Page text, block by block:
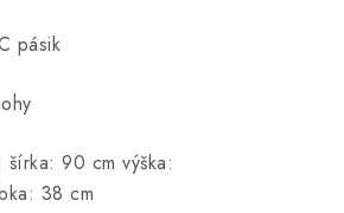
pásik
šírka: 90 cm výška:
38 cm